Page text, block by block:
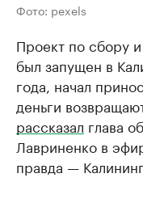
Фото: pexels
Проект по сбору
был запущен в
года, начал
деньги
рассказал глава
Лавриненко в
правда —